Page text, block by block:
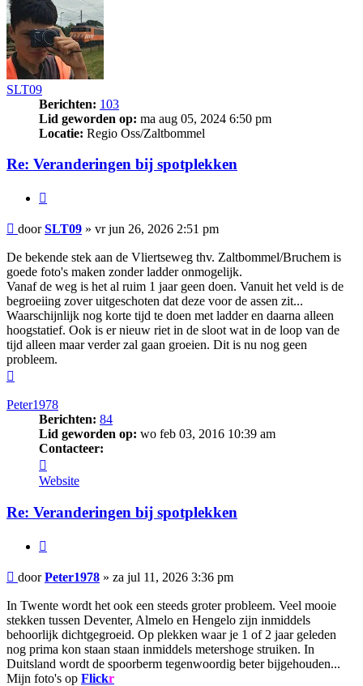
SLT09
Berichten: 103
Lid geworden op: ma aug 05, 2024 6:50 pm
Locatie: Regio Oss/Zaltbommel
Re: Veranderingen bij spotplekken
Bericht
doorSLT09 » vr jun 26, 2026 2:51 pm
De bekende stek aan de Vliertseweg thv. Zaltbommel/Bruchem is
goede foto's maken zonder ladder onmogelijk.
Vanaf de weg is het al ruim 1 jaar geen doen. Vanuit het veld is de
begroeiing zover uitgeschoten dat deze voor de assen zit...
Waarschijnlijk nog korte tijd te doen met ladder en daarna alleen
hoogstatief. Ook is er nieuw riet in de sloot wat in de loop van de
tijd alleen maar verder zal gaan groeien. Dit is nu nog geen
probleem.
Peter1978
Berichten: 84
Lid geworden op: wo feb 03, 2016 10:39 am
Contacteer:
Peter1978
Website
Re: Veranderingen bij spotplekken
Bericht
doorPeter1978 » za jul 11, 2026 3:36 pm
In Twente wordt het ook een steeds groter probleem. Veel mooie
stekken tussen Deventer, Almelo en Hengelo zijn inmiddels
behoorlijk dichtgegroeid. Op plekken waar je 1 of 2 jaar geleden
nog prima kon staan staan inmiddels metershoge struiken. In
Duitsland wordt de spoorberm tegenwoordig beter bijgehouden...
Mijn foto's op Flickr